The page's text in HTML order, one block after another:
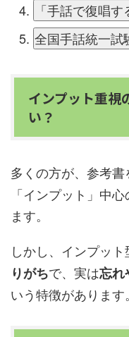
「手話で復唱
全国手話統一試
インプット重視
い？
多くの方が、参考書
「インプット」中
ます。
しかし、インプット
りがちで、実は忘れ
いう特徴があります。